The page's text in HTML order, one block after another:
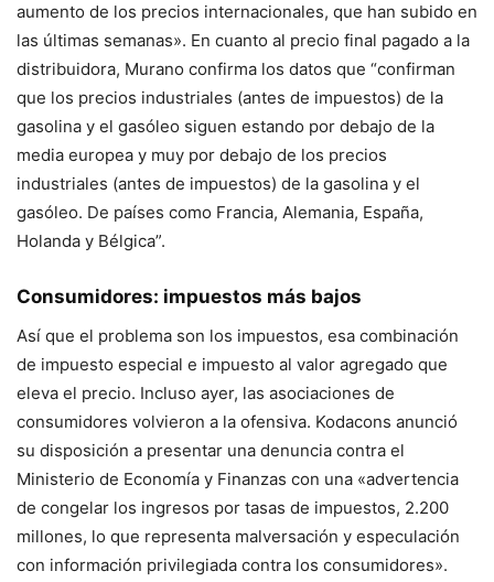
aumento de los precios internacionales, que han subido en
las últimas semanas». En cuanto al precio final pagado a la
distribuidora, Murano confirma los datos que “confirman
que los precios industriales (antes de impuestos) de la
gasolina y el gasóleo siguen estando por debajo de la
media europea y muy por debajo de los precios
industriales (antes de impuestos) de la gasolina y el
gasóleo. De países como Francia, Alemania, España,
Holanda y Bélgica”.
Consumidores: impuestos más bajos
Así que el problema son los impuestos, esa combinación
de impuesto especial e impuesto al valor agregado que
eleva el precio. Incluso ayer, las asociaciones de
consumidores volvieron a la ofensiva. Kodacons anunció
su disposición a presentar una denuncia contra el
Ministerio de Economía y Finanzas con una «advertencia
de congelar los ingresos por tasas de impuestos, 2.200
millones, lo que representa malversación y especulación
con información privilegiada contra los consumidores».